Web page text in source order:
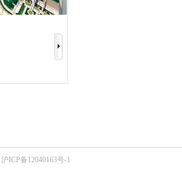
沪ICP备12040163号-1